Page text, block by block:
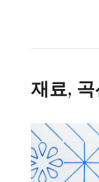
재료, 곡